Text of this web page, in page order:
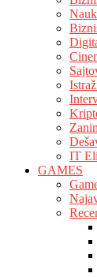
IT
GAMES